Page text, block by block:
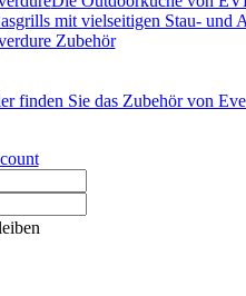
mit vielseitigen Stau- und
Zubehör
finden Sie das Zubehör von